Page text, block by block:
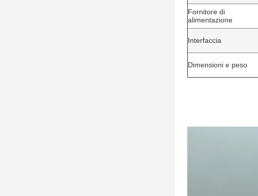
Fornitore di
alimentazione
Interfaccia
Dimensioni e peso